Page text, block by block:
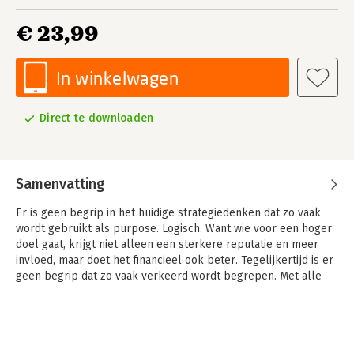
€ 23,99
In winkelwagen
Direct te downloaden
Samenvatting
Er is geen begrip in het huidige strategiedenken dat zo vaak
wordt gebruikt als purpose. Logisch. Want wie voor een hoger
doel gaat, krijgt niet alleen een sterkere reputatie en meer
invloed, maar doet het financieel ook beter. Tegelijkertijd is er
geen begrip dat zo vaak verkeerd wordt begrepen. Met alle